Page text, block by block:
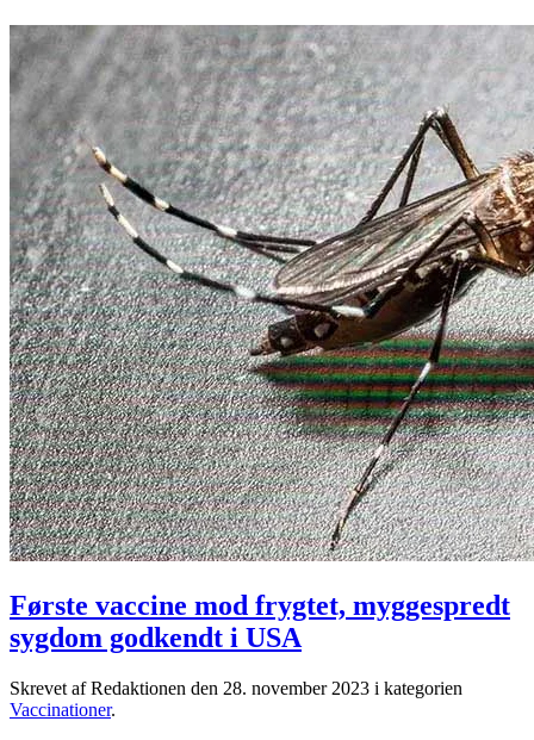
Første vaccine mod frygtet, myggespredt
sygdom godkendt i USA
Skrevet af Redaktionen den 28. november 2023 i kategorien
Vaccinationer.